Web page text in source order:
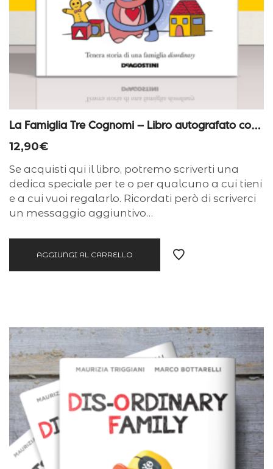
La Famiglia Tre Cognomi – Libro autografato con dedica personalizzata
12,90€
Se acquisti qui il libro, potremo scriverti una
dedica speciale per te o per qualcuno a cui tieni
e a cui vuoi regalarlo. Ricordati però di scriverci
un messaggio aggiuntivo…
AGGIUNGI AL CARRELLO